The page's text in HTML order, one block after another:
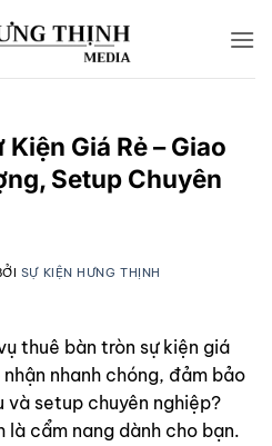
Giá Rẻ – Giao
Setup Chuyên
SỰ KIỆN HƯNG THỊNH
thuê bàn tròn sự kiện giá
nhanh chóng, đảm bảo
và setup chuyên nghiệp?
cẩm nang dành cho bạn.